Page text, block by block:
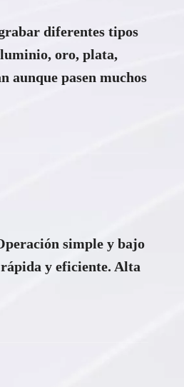
diferentes tipos
oro, plata,
aunque pasen muchos
simple y bajo
y eficiente. Alta